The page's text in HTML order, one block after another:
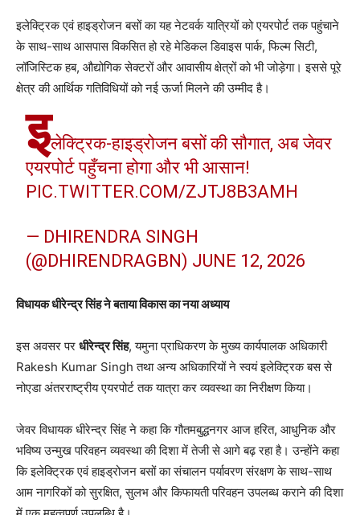
इलेक्ट्रिक एवं हाइड्रोजन बसों का यह नेटवर्क यात्रियों को एयरपोर्ट तक पहुंचाने
के साथ-साथ आसपास विकसित हो रहे मेडिकल डिवाइस पार्क, फिल्म सिटी,
लॉजिस्टिक हब, औद्योगिक सेक्टरों और आवासीय क्षेत्रों को भी जोड़ेगा। इससे पूरे
क्षेत्र की आर्थिक गतिविधियों को नई ऊर्जा मिलने की उम्मीद है।
इलेक्ट्रिक-हाइड्रोजन बसों की सौगात, अब जेवर
एयरपोर्ट पहुँचना होगा और भी आसान!
PIC.TWITTER.COM/ZJTJ8B3AMH
— DHIRENDRA SINGH
(@DHIRENDRAGBN) JUNE 12, 2026
विधायक धीरेन्द्र सिंह ने बताया विकास का नया अध्याय
इस अवसर पर धीरेन्द्र सिंह, यमुना प्राधिकरण के मुख्य कार्यपालक अधिकारी
Rakesh Kumar Singh तथा अन्य अधिकारियों ने स्वयं इलेक्ट्रिक बस से
नोएडा अंतरराष्ट्रीय एयरपोर्ट तक यात्रा कर व्यवस्था का निरीक्षण किया।
जेवर विधायक धीरेन्द्र सिंह ने कहा कि गौतमबुद्धनगर आज हरित, आधुनिक और
भविष्य उन्मुख परिवहन व्यवस्था की दिशा में तेजी से आगे बढ़ रहा है। उन्होंने कहा
कि इलेक्ट्रिक एवं हाइड्रोजन बसों का संचालन पर्यावरण संरक्षण के साथ-साथ
आम नागरिकों को सुरक्षित, सुलभ और किफायती परिवहन उपलब्ध कराने की दिशा